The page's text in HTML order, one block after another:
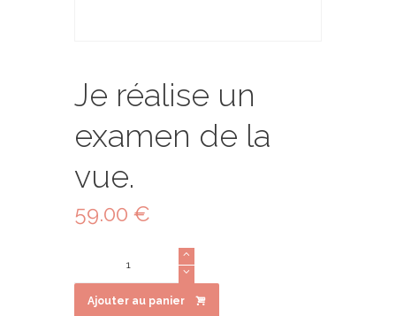
Je réalise un
examen de la
vue.
59.00 €
Ajouter au panier